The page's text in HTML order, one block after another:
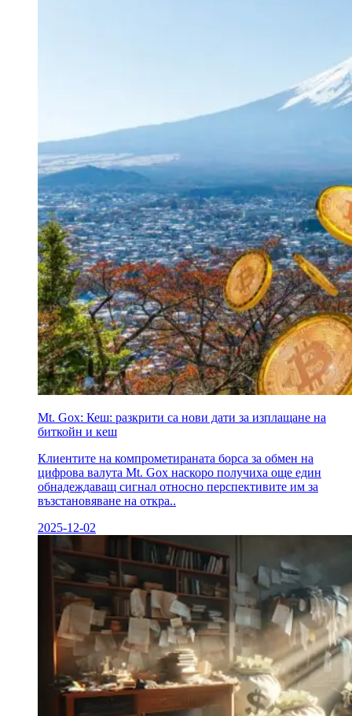
Mt. Gox: Кеш: разкрити са нови дати за изплащане на
биткойн и кеш
Клиентите на компрометираната борса за обмен на
цифрова валута Mt. Gox наскоро получиха още един
обнадеждаващ сигнал относно перспективите им за
възстановяване на откра..
2025-12-02